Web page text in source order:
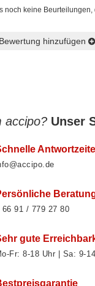
noch keine
Bewertung hinzufügen
accipo? Unser
66 91 / 779 27 80
gute
Fr: 8‑18 Uhr | Sa: